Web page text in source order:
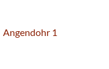
Angendohr 1